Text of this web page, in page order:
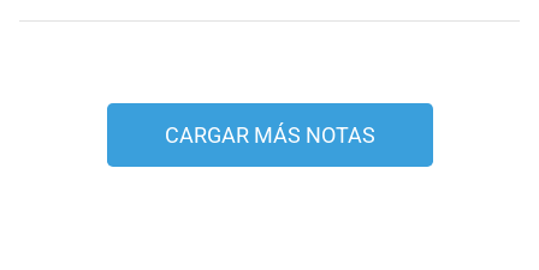
CARGAR MÁS NOTAS